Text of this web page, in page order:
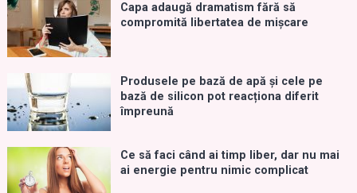
Capa adaugă dramatism fără să
compromită libertatea de mișcare
Produsele pe bază de apă și cele pe
bază de silicon pot reacționa diferit
împreună
Ce să faci când ai timp liber, dar nu mai
ai energie pentru nimic complicat